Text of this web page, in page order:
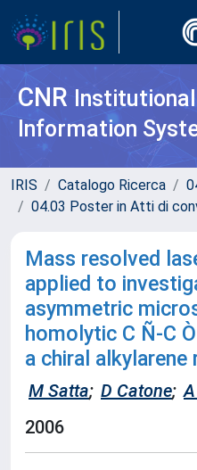
CNR
Information
IRIS Catalogo Ricerca
04.03 Poster in Atti di
Mass resolved
applied to
asymmetric
homolytic C Ñ-C
a chiral alkylarene
M Satta; D Catone;
2006